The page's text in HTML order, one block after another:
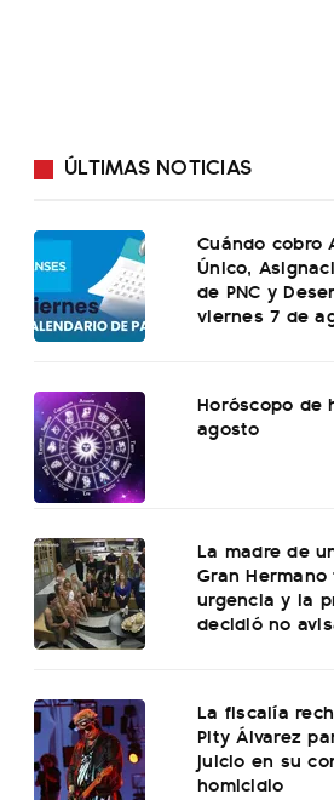
ÚLTIMAS NOTICIAS
Cuándo cobro
Único,
de PNC y
viernes 7 de
Horóscopo de
agosto
La madre de
Gran
urgencia y la
decidió no
La fiscalía
Pity Álvarez
juicio en su
homicidio